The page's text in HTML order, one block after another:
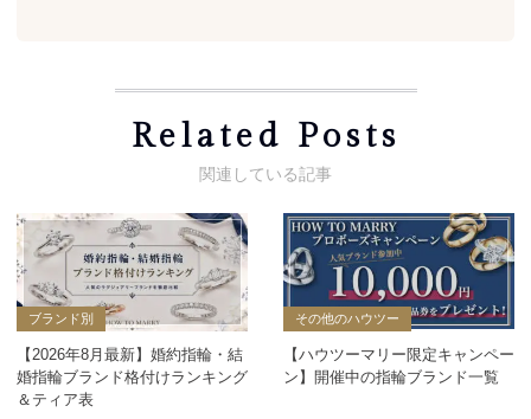
Related Posts
ブランド別
【2026年8月最新】婚約指輪・結
婚指輪ブランド格付けランキング
＆ティア表
その他のハウツー
【ハウツーマリー限定キャンペー
ン】開催中の指輪ブランド一覧